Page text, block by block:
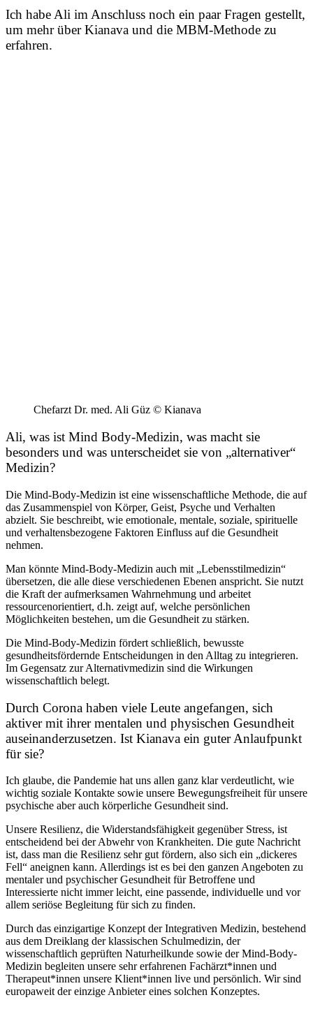
Ich habe Ali im Anschluss noch ein paar Fragen gestellt,
um mehr über Kianava und die MBM-Methode zu
erfahren.
Chefarzt Dr. med. Ali Güz © Kianava
Ali, was ist Mind Body-Medizin, was macht sie
besonders und was unterscheidet sie von „alternativer“
Medizin?
Die Mind-Body-Medizin ist eine wissenschaftliche Methode, die auf
das Zusammenspiel von Körper, Geist, Psyche und Verhalten
abzielt. Sie beschreibt, wie emotionale, mentale, soziale, spirituelle
und verhaltensbezogene Faktoren Einfluss auf die Gesundheit
nehmen.
Man könnte Mind-Body-Medizin auch mit „Lebensstilmedizin“
übersetzen, die alle diese verschiedenen Ebenen anspricht. Sie nutzt
die Kraft der aufmerksamen Wahrnehmung und arbeitet
ressourcenorientiert, d.h. zeigt auf, welche persönlichen
Möglichkeiten bestehen, um die Gesundheit zu stärken.
Die Mind-Body-Medizin fördert schließlich, bewusste
gesundheitsfördernde Entscheidungen in den Alltag zu integrieren.
Im Gegensatz zur Alternativmedizin sind die Wirkungen
wissenschaftlich belegt.
Durch Corona haben viele Leute angefangen, sich
aktiver mit ihrer mentalen und physischen Gesundheit
auseinanderzusetzen. Ist Kianava ein guter Anlaufpunkt
für sie?
Ich glaube, die Pandemie hat uns allen ganz klar verdeutlicht, wie
wichtig soziale Kontakte sowie unsere Bewegungsfreiheit für unsere
psychische aber auch körperliche Gesundheit sind.
Unsere Resilienz, die Widerstandsfähigkeit gegenüber Stress, ist
entscheidend bei der Abwehr von Krankheiten. Die gute Nachricht
ist, dass man die Resilienz sehr gut fördern, also sich ein „dickeres
Fell“ aneignen kann. Allerdings ist es bei den ganzen Angeboten zu
mentaler und psychischer Gesundheit für Betroffene und
Interessierte nicht immer leicht, eine passende, individuelle und vor
allem seriöse Begleitung für sich zu finden.
Durch das einzigartige Konzept der Integrativen Medizin, bestehend
aus dem Dreiklang der klassischen Schulmedizin, der
wissenschaftlich geprüften Naturheilkunde sowie der Mind-Body-
Medizin begleiten unsere sehr erfahrenen Fachärzt*innen und
Therapeut*innen unsere Klient*innen live und persönlich. Wir sind
europaweit der einzige Anbieter eines solchen Konzeptes.